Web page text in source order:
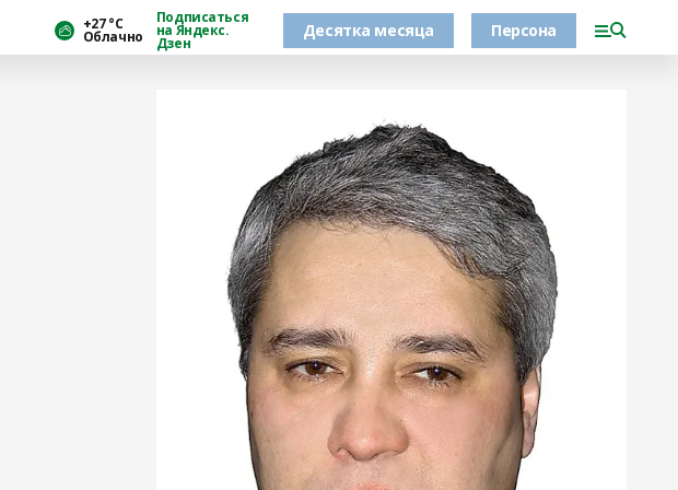
+27 °С
Облачно
Подписаться
на Яндекс.
Дзен
Десятка месяца Персона